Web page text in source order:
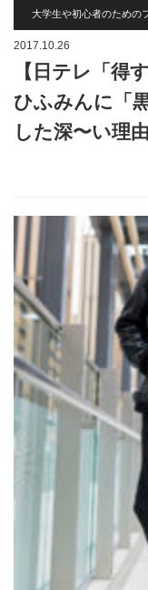
大学生や初心者のための
2017.10.26
【日テレ「得
ひふみんに「
した深〜い理